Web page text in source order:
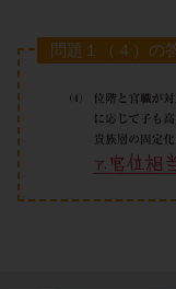
問題１（４）の